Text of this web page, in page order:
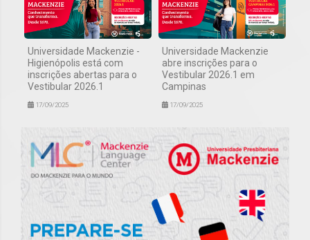
Universidade Mackenzie -
Higienópolis está com
inscrições abertas para o
Vestibular 2026.1
17/09/2025
Universidade Mackenzie
abre inscrições para o
Vestibular 2026.1 em
Campinas
17/09/2025